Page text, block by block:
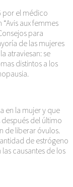
por el médico
aux femmes
para
de las mujeres
atraviesan: se
distintos a los
en la mujer y que
del último
de liberar óvulos.
de estrógeno
causantes de los